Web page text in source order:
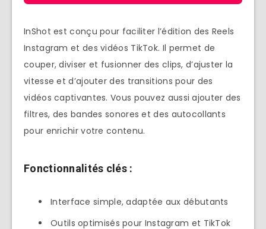
InShot est conçu pour faciliter l’édition des Reels
Instagram et des vidéos TikTok. Il permet de
couper, diviser et fusionner des clips, d’ajuster la
vitesse et d’ajouter des transitions pour des
vidéos captivantes. Vous pouvez aussi ajouter des
filtres, des bandes sonores et des autocollants
pour enrichir votre contenu.
Fonctionnalités clés :
Interface simple, adaptée aux débutants
Outils optimisés pour Instagram et TikTok